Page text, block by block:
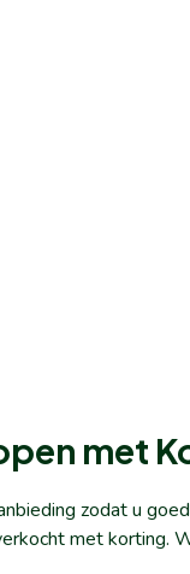
met
zodat u
met korting.